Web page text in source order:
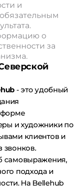
и
о
за
- это удобный
и художники по
клиентов и
звонков.
самовыражения,
подхода и
На Bellehub